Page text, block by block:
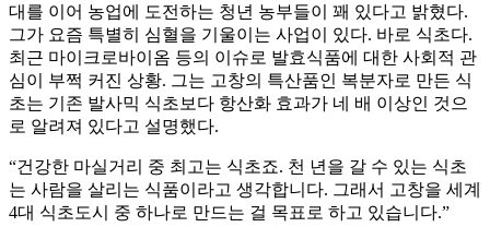
대를 이어 농업에 도전하는 청년 농부들이 꽤 있다고 밝혔다.
그가 요즘 특별히 심혈을 기울이는 사업이 있다. 바로 식초다.
최근 마이크로바이옴 등의 이슈로 발효식품에 대한 사회적 관
심이 부쩍 커진 상황. 그는 고창의 특산품인 복분자로 만든 식
초는 기존 발사믹 식초보다 항산화 효과가 네 배 이상인 것으
로 알려져 있다고 설명했다.
“건강한 마실거리 중 최고는 식초죠. 천 년을 갈 수 있는 식초
는 사람을 살리는 식품이라고 생각합니다. 그래서 고창을 세계
4대 식초도시 중 하나로 만드는 걸 목표로 하고 있습니다.”